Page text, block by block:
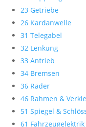
23 Getriebe
26 Kardanwelle
31 Telegabel
32 Lenkung
33 Antrieb
34 Bremsen
36 Räder
46 Rahmen &
51 Spiegel &
61 Fahrzeugelektrik